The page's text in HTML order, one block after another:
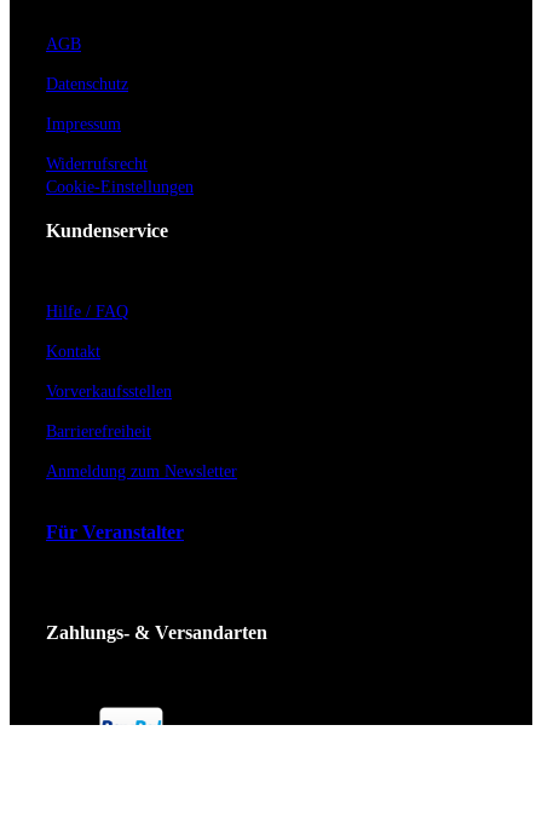
AGB
Datenschutz
Impressum
Widerrufsrecht
Cookie-Einstellungen
Kundenservice
Hilfe / FAQ
Kontakt
Vorverkaufsstellen
Barrierefreiheit
Anmeldung zum Newsletter
Für Veranstalter
Zahlungs- & Versandarten